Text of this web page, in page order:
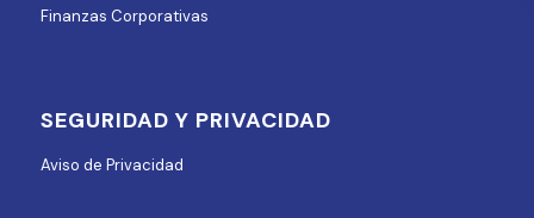
Finanzas Corporativas
SEGURIDAD Y PRIVACIDAD
Aviso de Privacidad